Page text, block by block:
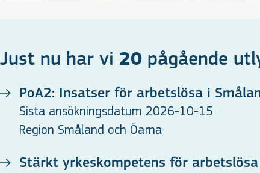
Just nu har vi 20 pågående
PoA2: Insatser för arbetslösa i
Sista ansökningsdatum 2026-10-15
Region Småland och Öarna
Stärkt yrkeskompetens för arbetslösa